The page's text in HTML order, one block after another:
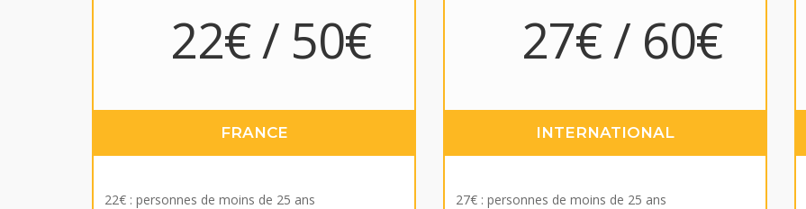
22€ / 50€
FRANCE
22€ : personnes de moins de 25 ans
27€ / 60€
INTERNATIONAL
27€ : personnes de moins de 25 ans